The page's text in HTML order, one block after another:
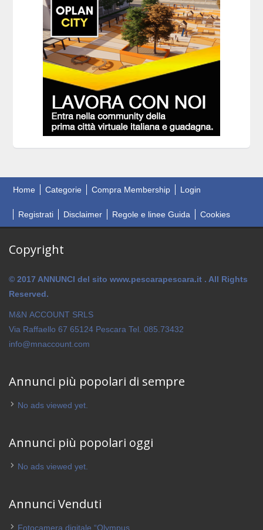
Home Categorie Compra Membership Login
Registrati Disclaimer Regole e linee Guida Cookies
Copyright
© 2017 ANNUNCI del sito www.pescarapescara.it . All Rights
Reserved.
M&N ACCOUNT SRLS
Via Raffaello 67 65124 Pescara Tel. 085.73432
info@mnaccount.com
Annunci più popolari di sempre
No ads viewed yet.
Annunci più popolari oggi
No ads viewed yet.
Annunci Venduti
Fotocamera digitale “Olympus